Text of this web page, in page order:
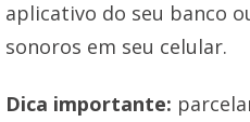
aplicativo do seu banco
sonoros em seu celular.
Dica importante: